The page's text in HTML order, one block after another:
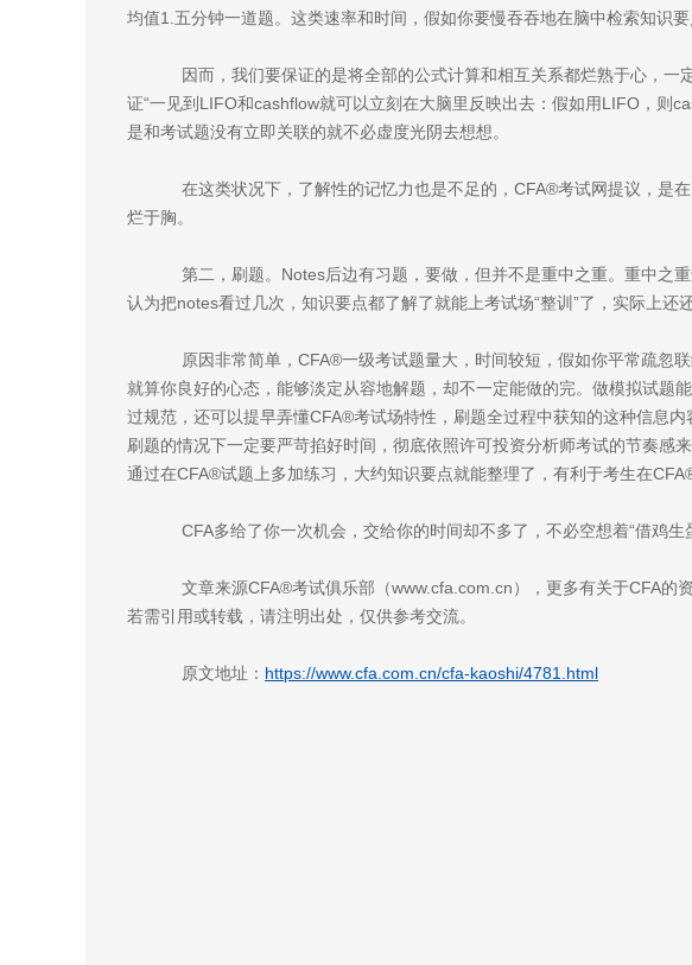
均值1.五分钟一道题。这类速率和时间，假如你要慢吞吞地在脑中检索知识
因而，我们要保证的是将全部的公式计算和相互关系都烂熟于心，一
证“一见到LIFO和cashflow就可以立刻在大脑里反映出去：假如用LIFO，则
是和考试题没有立即关联的就不必虚度光阴去想想。
在这类状况下，了解性的记忆力也是不足的，CFA®考试网提议，是
烂于胸。
第二，刷题。Notes后边有习题，要做，但并不是重中之重。重中之
认为把notes看过几次，知识要点都了解了就能上考试场“整训”了，实际上还还
原因非常简单，CFA®一级考试题量大，时间较短，假如你平常疏忽
就算你良好的心态，能够淡定从容地解题，却不一定能做的完。做模拟试题
过规范，还可以提早弄懂CFA®考试场特性，刷题全过程中获知的这种信息
刷题的情况下一定要严苛掐好时间，彻底依照许可投资分析师考试的节奏感
通过在CFA®试题上多加练习，大约知识要点就能整理了，有利于考生在
CFA多给了你一次机会，交给你的时间却不多了，不必空想着“借鸡生
文章来源CFA®考试俱乐部（www.cfa.com.cn），更多有关于CFA的
若需引用或转载，请注明出处，仅供参考交流。
原文地址： https://www.cfa.com.cn/cfa-kaoshi/4781.html